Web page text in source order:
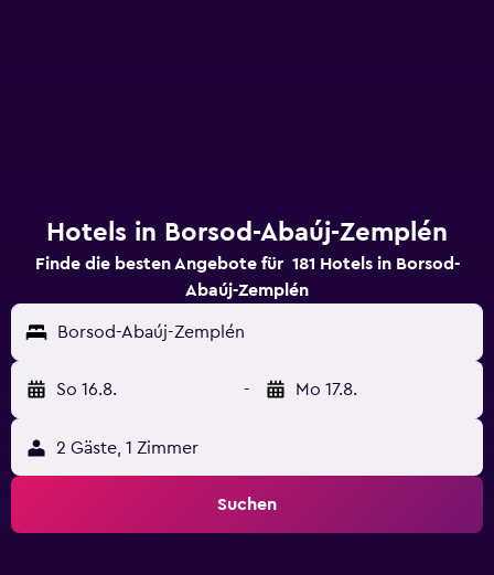
Hotels in Borsod-Abaúj-Zemplén
Finde die besten Angebote für 181 Hotels in Borsod-
Abaúj-Zemplén
Borsod-Abaúj-Zemplén
So 16.8. - Mo 17.8.
2 Gäste, 1 Zimmer
Suchen